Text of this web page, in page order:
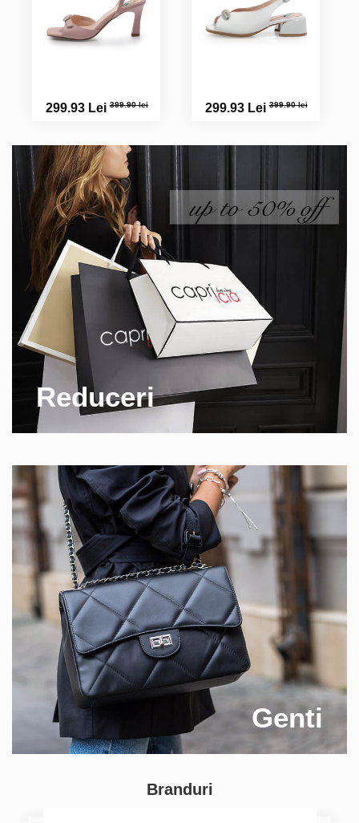
299.93 Lei399.90 lei 299.93 Lei399.90 lei
Reduceri
Genti
Branduri